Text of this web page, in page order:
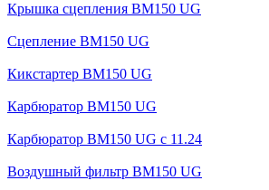
Крышка сцепления BM150 UG
Сцепление BM150 UG
Кикстартер BM150 UG
Карбюратор BM150 UG
Карбюратор BM150 UG с 11.24
Воздушный фильтр BM150 UG